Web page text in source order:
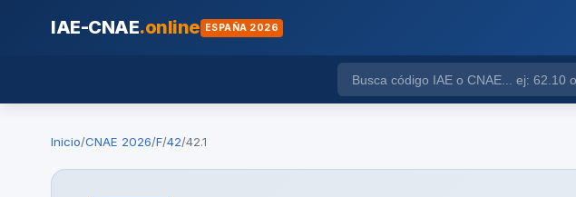
IAE-CNAE.online ESPAÑA 2026
Inicio/CNAE 2026/F/42/42.1